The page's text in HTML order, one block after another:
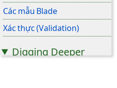
Các mẫu Blade
Xác thực (Validation)
Digging Deeper